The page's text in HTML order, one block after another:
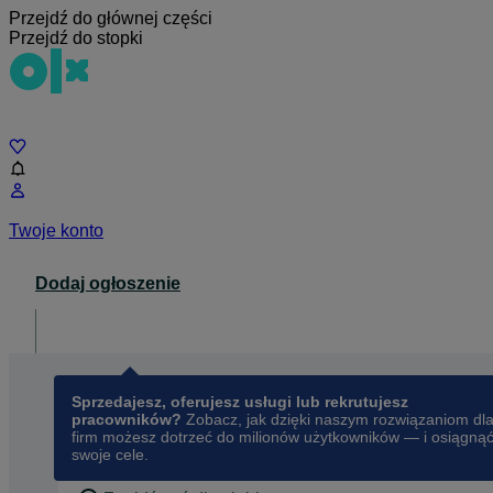
Przejdź do głównej części
Przejdź do stopki
Twoje konto
Dodaj ogłoszenie
Sprzedajesz, oferujesz usługi lub rekrutujesz
pracowników? Zobacz, jak dzięki naszym rozwiązaniom dla
firm możesz dotrzeć do milionów użytkowników — i osiągnąć
swoje cele.